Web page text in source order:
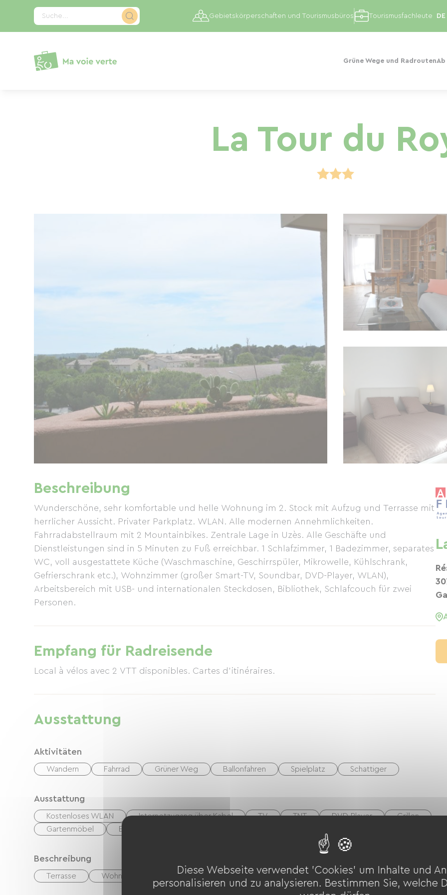
Suche...
Grüne Wege und Radrouten
Gebietskörperschaften und Tourismusbüros Tourismusfachleute
La Tour du
Beschreibung
Wunderschöne, sehr komfortable und helle Wohnung im 2. Stock mit Aufzug und Terrasse mit
herrlicher Aussicht. Privater Parkplatz. WLAN. Alle modernen Annehmlichkeiten.
Fahrradabstellraum mit 2 Mountainbikes. Zentrale Lage in Uzès. Alle Geschäfte und
Dienstleistungen sind in 5 Minuten zu Fuß erreichbar. 1 Schlafzimmer, 1 Badezimmer, separates
WC, voll ausgestattete Küche (Waschmaschine, Geschirrspüler, Mikrowelle, Kühlschrank,
Gefrierschrank etc.), Wohnzimmer (großer Smart-TV, Soundbar, DVD-Player, WLAN),
Arbeitsbereich mit USB- und internationalen Steckdosen, Bibliothek, Schlafcouch für zwei
Personen.
Empfang für Radreisende
Local à vélos avec 2 VTT disponibles. Cartes d'itinéraires.
Ausstattung
Aktivitäten
Wandern Fahrrad Grüner Weg Ballonfahren Spielplatz Schattiger
Ausstattung
Kostenloses WLAN Internetzugang über Kabel TV TNT DVD-Player
Grillen
Gartenmöbel
Babyausstattung
Beschreibung
Terrasse Wohnzimmer / Aufenthaltsraum
Cookie-Einstellungen
Diese Webseite verwendet 'Cookies' um Inhalte und
personalisieren und zu analysieren. Bestimmen Sie, welche